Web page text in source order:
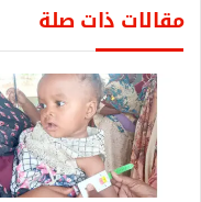
مقالات ذات صلة